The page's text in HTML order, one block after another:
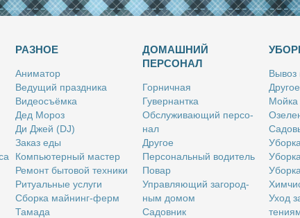
РАЗНОЕ
Ани­ма­тор
Ве­ду­щий празд­ни­ка
Ви­део­съём­ка
Дед Мо­роз
Ди Джей (DJ)
За­каз еды
Ком­пью­тер­ный ма­стер
Ре­монт бы­то­вой тех­ни­ки
Ри­ту­аль­ные услу­ги
Сбор­ка май­нинг-ферм
Та­ма­да
ДОМАШНИЙ
ПЕРСОНАЛ
Гор­нич­ная
Гу­вер­нант­ка
Об­слу­жи­ва­ю­щий пер­со­
нал
Дру­гое
Пер­со­наль­ный во­ди­тель
По­вар
Управ­ля­ю­щий за­го­род­
ным до­мом
Са­дов­ник
Вы­воз
Дру­гое
Мой­ка
Уход